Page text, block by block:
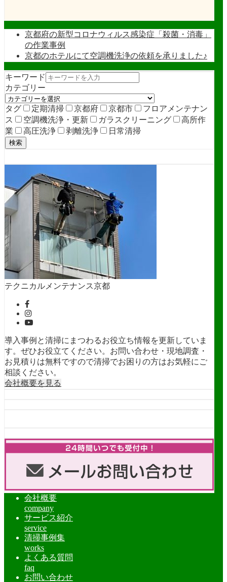
京都府の新型コロナウィルス感染症「殺菌・消毒」
の作業事例
京都のホテルにて空調機洗浄の依頼を承りました♪
キーワード
カテゴリー
タグ 定期清掃 京都府 京都市
フロアメンテナン
ス
空調機洗浄・更新 ガラスクリーニング
高所作
業
高圧洗浄 剥離洗浄 日常清掃
検索
テクニカルメンテナンス京都
導入事例と清掃にまつわるお役立ち情報を更新していま
す。ぜひお役立てください。お問い合わせ・現地調査・
お見積りは無料ですので清掃でお困りの方はお気軽にご
相談ください。
会社概要を見る
会社概要
company
サービス紹介
service
清掃事例集
works
よくある質問
faq
お問い合わせ